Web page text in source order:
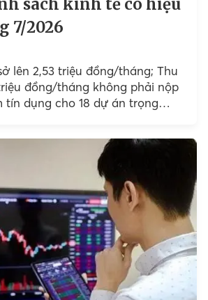
sách kinh tế có hiệu
7/2026
lên 2,53 triệu đồng/tháng; Thu
đồng/tháng không phải nộp
tín dụng cho 18 dự án trọng